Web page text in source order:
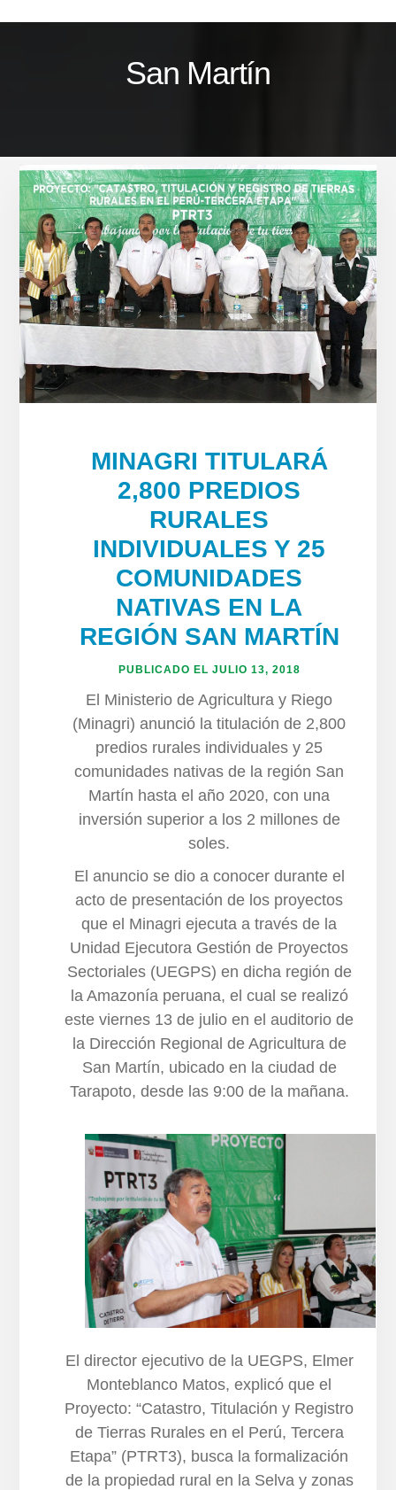
San Martín
MINAGRI TITULARÁ
2,800 PREDIOS
RURALES
INDIVIDUALES Y 25
COMUNIDADES
NATIVAS EN LA
REGIÓN SAN MARTÍN
PUBLICADO EL JULIO 13, 2018
El Ministerio de Agricultura y Riego
(Minagri) anunció la titulación de 2,800
predios rurales individuales y 25
comunidades nativas de la región San
Martín hasta el año 2020, con una
inversión superior a los 2 millones de
soles.
El anuncio se dio a conocer durante el
acto de presentación de los proyectos
que el Minagri ejecuta a través de la
Unidad Ejecutora Gestión de Proyectos
Sectoriales (UEGPS) en dicha región de
la Amazonía peruana, el cual se realizó
este viernes 13 de julio en el auditorio de
la Dirección Regional de Agricultura de
San Martín, ubicado en la ciudad de
Tarapoto, desde las 9:00 de la mañana.
El director ejecutivo de la UEGPS, Elmer
Monteblanco Matos, explicó que el
Proyecto: “Catastro, Titulación y Registro
de Tierras Rurales en el Perú, Tercera
Etapa” (PTRT3), busca la formalización
de la propiedad rural en la Selva y zonas